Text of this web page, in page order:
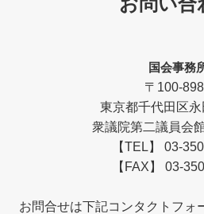
国会事務
〒100-
東京都千代田区
衆議院第二議員会
【TEL】 03-
【FAX】 03-
お問合せは下記コンタクトフォ